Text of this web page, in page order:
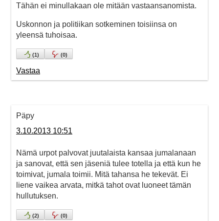
Tähän ei minullakaan ole mitään vastaansanomista.
Uskonnon ja politiikan sotkeminen toisiinsa on
yleensä tuhoisaa.
(1) (0)
Vastaa
Päpy
3.10.2013 10:51
Nämä urpot palvovat juutalaista kansaa jumalanaan
ja sanovat, että sen jäseniä tulee totella ja että kun he
toimivat, jumala toimii. Mitä tahansa he tekevät. Ei
liene vaikea arvata, mitkä tahot ovat luoneet tämän
hullutuksen.
(2) (0)